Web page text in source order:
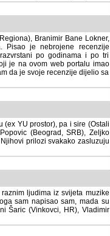
Branimir Bane Lokner,
je nebrojene recenzije muzickih
po godinama i po tri osnovne
web portalu imao svoju rubriku.
dijelio sa svima vama,
(ex YU prostor), pa i sire (Ostali
(Beograd, SRB), Zeljko Milovic
prilozi svakako zasluzuju da se
ljudima iz svijeta muzike
sam napisao sam, mada su
Šaric (Vinkovci, HR), Vladimir